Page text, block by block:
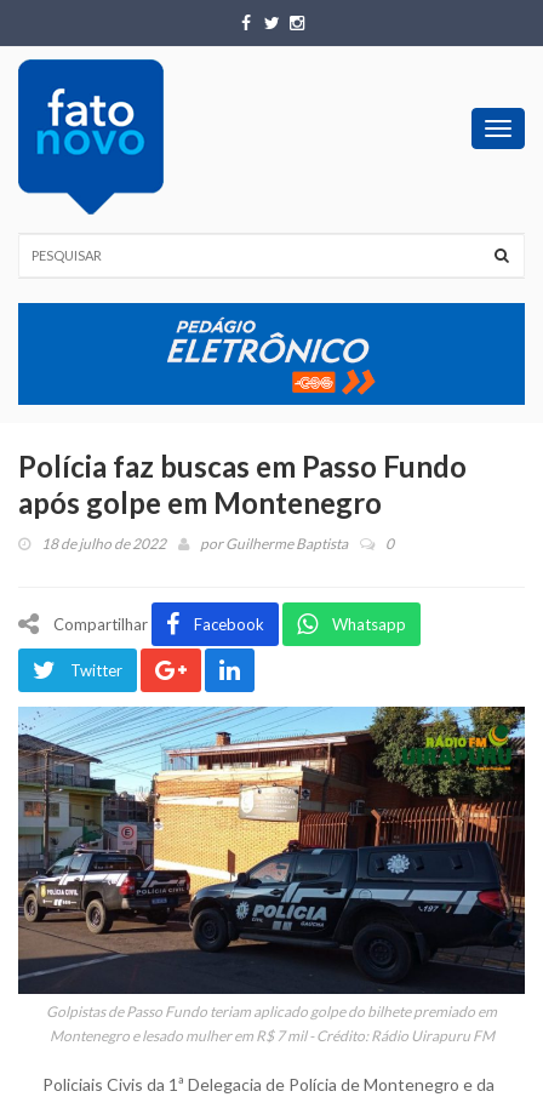
Polícia faz buscas em Passo Fundo
após golpe em Montenegro
18 de julho de 2022 porGuilherme Baptista 0
Compartilhar Facebook Whatsapp
Twitter
Golpistas de Passo Fundo teriam aplicado golpe do bilhete premiado em
Montenegro e lesado mulher em R$ 7 mil - Crédito: Rádio Uirapuru FM
Policiais Civis da 1ª Delegacia de Polícia de Montenegro e da